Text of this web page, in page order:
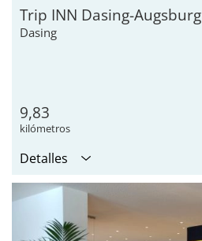
Trip INN Dasing-Augsburg
Dasing
9,83
kilómetros
Detalles